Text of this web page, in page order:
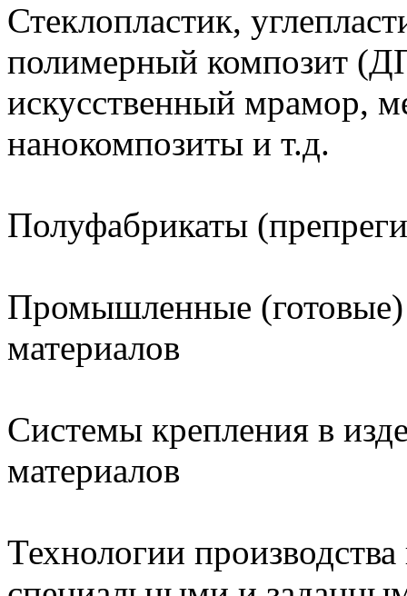
Стеклопластик,
полимерный композит
искусственный мрамор,
нанокомпозиты и т.д.
Полуфабрикаты
Промышленные (готовые)
материалов
Системы крепления в
материалов
Технологии